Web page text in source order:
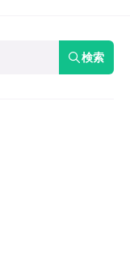
検索